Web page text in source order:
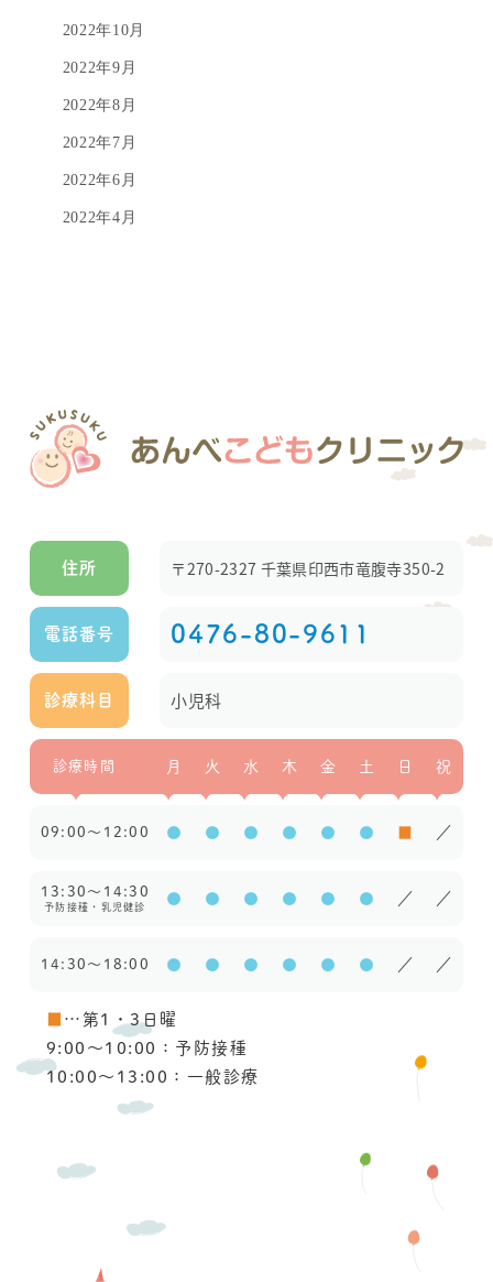
2022年10月
2022年9月
2022年8月
2022年7月
2022年6月
2022年4月
住所 〒270-2327 千葉県印西市竜腹寺350-2
電話番号 0476-80-9611
診療科目 小児科
診療時間 月 火 水 木 金 土 日 祝
09:00～12:00 ● ● ● ● ● ● ■ ／
13:30～14:30
予防接種・乳児健診
● ● ● ● ● ● ／ ／
14:30～18:00 ● ● ● ● ● ● ／ ／
…第1・3日曜
9:00〜10:00：予防接種
10:00〜13:00：一般診療